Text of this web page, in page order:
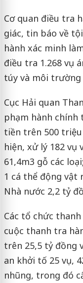
Cơ quan điều tra
giác, tin báo về
hành xác minh
điều tra 1.268 vụ
túy và môi trường
Cục Hải quan
phạm hành
tiền trên 500
hiện, xử lý 182 vụ
61,4m3 gỗ các
1 cá thể động
Nhà nước 2,2 tỷ
Các tổ chức
cuộc thanh tra
trên 25,5 tỷ đồng
an khởi tố 25 vụ,
nhũng, trong đó